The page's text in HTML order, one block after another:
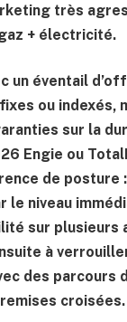
très
+ électricité.
un éventail
ou indexés,
sur la
Engie ou
de posture
le niveau
sur plusieurs
à
des parcours
croisées.